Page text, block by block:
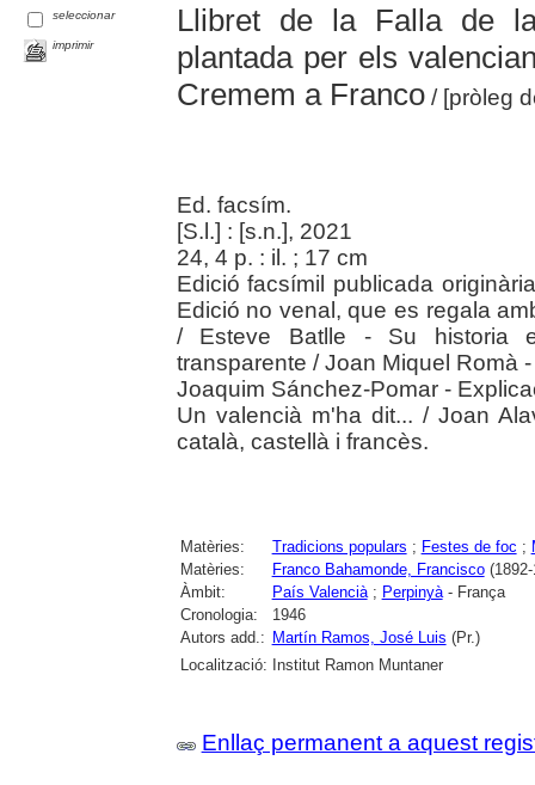
seleccionar
imprimir
Llibret de la Falla de
plantada per els
Cremem a Franco/ [pròleg
Ed. facsím.
[S.l.] : [s.n.], 2021
24, 4 p. : il. ; 17 cm
Edició facsímil publicada
Edició no venal, que es regala
/ Esteve Batlle - Su historia
transparente / Joan Miquel Romà
Joaquim Sánchez-Pomar -
Un valencià m'ha dit... / Joan
català, castellà i francès.
Matèries: Tradicions populars ; Festes de foc ;
Matèries:
Franco Bahamonde, Francisco(1892-
Àmbit:
País Valencià; Perpinyà- França
Cronologia:
1946
Autors add.: Martín Ramos, José Luis (Pr.)
Localització: Institut Ramon Muntaner
Enllaç permanent a aquest